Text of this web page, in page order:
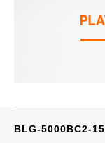
BLG-5000BC2-15